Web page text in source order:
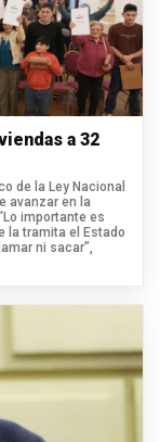
a 32
de la Ley Nacional
avanzar en la
importante es
la tramita el Estado
ni sacar”,